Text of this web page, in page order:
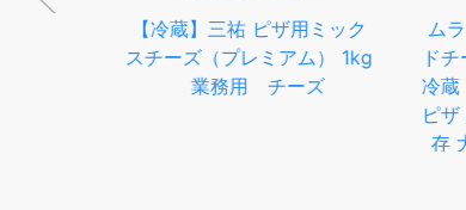
【冷蔵】三祐 ピザ用ミック
スチーズ（プレミアム） 1kg
業務用 チーズ
ムラカ
ドチー
冷蔵 と
ピザ パ
存 大